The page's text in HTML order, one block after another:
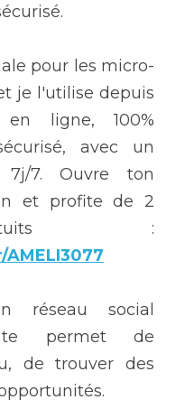
pour les micro-
je l'utilise depuis
en ligne, 100%
avec un
7. Ouvre ton
et profite de 2
réseau social
te permet de
de trouver des